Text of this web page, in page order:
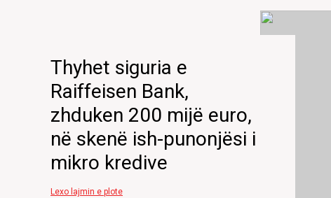
Thyhet siguria e
Raiffeisen Bank,
zhduken 200 mijë euro,
në skenë ish-punonjësi i
mikro kredive
Lexo lajmin e plote